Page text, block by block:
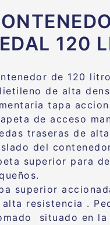
120
de 120
de alta
tapa
de acceso
traseras de
del
superior para
superior
alta resistencia .
situado en